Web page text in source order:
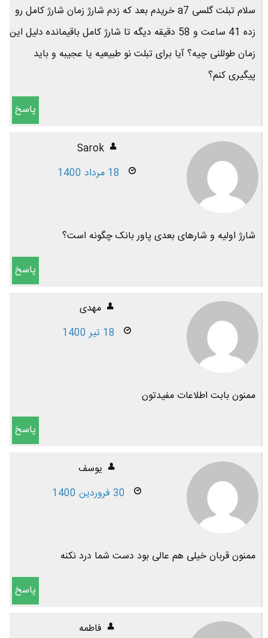
سلام تبلت گلسی a7 خریدم بعد که زدم شارژ زمان شارژ کامل رو
زده 41 ساعت و 58 دقیقه دیگه تا شارژ کامل باقیمانده دلیل این
زمان طوللنی چیه؟ آیا برای تبلت نو طبیعیه یا عجیبه و باید
پیگیری کنم؟
پاسخ
Sarok
18 مرداد 1400
شارژ اولیه و شارهای بعدی پاور بانک چگونه است؟
پاسخ
مهدی
18 تیر 1400
ممنون بابت اطلاعات مفیدتون
پاسخ
یوسف
30 فروردین 1400
ممنون قربان خیلی هم عالی بود دست شما درد نکنه
پاسخ
فاطمه